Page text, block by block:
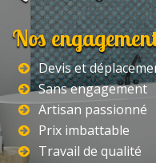
Nos
Devis et
Sans engagement
Artisan passionné
Prix imbattable
Travail de qualité